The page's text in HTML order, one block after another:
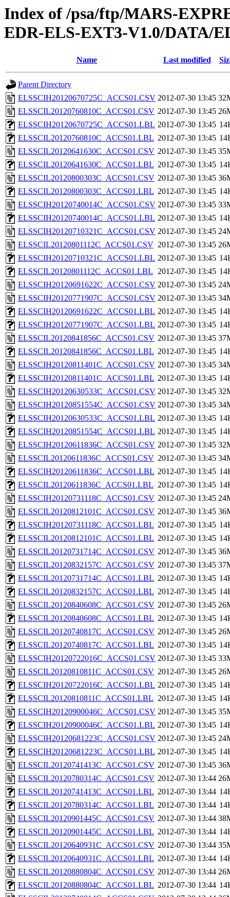
Index of /psa/ftp/MARS-
EDR-ELS-EXT3-V1.0/DATA/
Name Last modified
Parent Directory
ELSSCIH20120670725C_ACCS01.CSV 2012-07-30 13:45
ELSSCIL20120760810C_ACCS01.CSV 2012-07-30 13:45
ELSSCIH20120670725C_ACCS01.LBL 2012-07-30 13:45
ELSSCIL20120760810C_ACCS01.LBL 2012-07-30 13:45
ELSSCIL20120641630C_ACCS01.CSV 2012-07-30 13:45
ELSSCIL20120641630C_ACCS01.LBL 2012-07-30 13:45
ELSSCIL20120800303C_ACCS01.CSV 2012-07-30 13:45
ELSSCIL20120800303C_ACCS01.LBL 2012-07-30 13:45
ELSSCIH20120740014C_ACCS01.CSV 2012-07-30 13:45
ELSSCIH20120740014C_ACCS01.LBL 2012-07-30 13:45
ELSSCIH20120710321C_ACCS01.CSV 2012-07-30 13:45
ELSSCIL20120801112C_ACCS01.CSV 2012-07-30 13:45
ELSSCIH20120710321C_ACCS01.LBL 2012-07-30 13:45
ELSSCIL20120801112C_ACCS01.LBL 2012-07-30 13:45
ELSSCIH20120691622C_ACCS01.CSV 2012-07-30 13:45
ELSSCIH20120771907C_ACCS01.CSV 2012-07-30 13:45
ELSSCIH20120691622C_ACCS01.LBL 2012-07-30 13:45
ELSSCIH20120771907C_ACCS01.LBL 2012-07-30 13:45
ELSSCIL20120841856C_ACCS01.CSV 2012-07-30 13:45
ELSSCIL20120841856C_ACCS01.LBL 2012-07-30 13:45
ELSSCIH20120811401C_ACCS01.CSV 2012-07-30 13:45
ELSSCIH20120811401C_ACCS01.LBL 2012-07-30 13:45
ELSSCIH20120630533C_ACCS01.CSV 2012-07-30 13:45
ELSSCIH20120851554C_ACCS01.CSV 2012-07-30 13:45
ELSSCIH20120630533C_ACCS01.LBL 2012-07-30 13:45
ELSSCIH20120851554C_ACCS01.LBL 2012-07-30 13:45
ELSSCIH20120611836C_ACCS01.CSV 2012-07-30 13:45
ELSSCIL20120611836C_ACCS01.CSV 2012-07-30 13:45
ELSSCIH20120611836C_ACCS01.LBL 2012-07-30 13:45
ELSSCIL20120611836C_ACCS01.LBL 2012-07-30 13:45
ELSSCIH20120731118C_ACCS01.CSV 2012-07-30 13:45
ELSSCIL20120812101C_ACCS01.CSV 2012-07-30 13:45
ELSSCIH20120731118C_ACCS01.LBL 2012-07-30 13:45
ELSSCIL20120812101C_ACCS01.LBL 2012-07-30 13:45
ELSSCIL20120731714C_ACCS01.CSV 2012-07-30 13:45
ELSSCIL20120832157C_ACCS01.CSV 2012-07-30 13:45
ELSSCIL20120731714C_ACCS01.LBL 2012-07-30 13:45
ELSSCIL20120832157C_ACCS01.LBL 2012-07-30 13:45
ELSSCIL20120840608C_ACCS01.CSV 2012-07-30 13:45
ELSSCIL20120840608C_ACCS01.LBL 2012-07-30 13:45
ELSSCIL20120740817C_ACCS01.CSV 2012-07-30 13:45
ELSSCIL20120740817C_ACCS01.LBL 2012-07-30 13:45
ELSSCIH20120722016C_ACCS01.CSV 2012-07-30 13:45
ELSSCIL20120810811C_ACCS01.CSV 2012-07-30 13:45
ELSSCIH20120722016C_ACCS01.LBL 2012-07-30 13:45
ELSSCIL20120810811C_ACCS01.LBL 2012-07-30 13:45
ELSSCIH20120900046C_ACCS01.CSV 2012-07-30 13:45
ELSSCIH20120900046C_ACCS01.LBL 2012-07-30 13:45
ELSSCIH20120681223C_ACCS01.CSV 2012-07-30 13:45
ELSSCIH20120681223C_ACCS01.LBL 2012-07-30 13:45
ELSSCIL20120741413C_ACCS01.CSV 2012-07-30 13:45
ELSSCIL20120780314C_ACCS01.CSV 2012-07-30 13:44
ELSSCIL20120741413C_ACCS01.LBL 2012-07-30 13:44
ELSSCIL20120780314C_ACCS01.LBL 2012-07-30 13:44
ELSSCIL20120901445C_ACCS01.CSV 2012-07-30 13:44
ELSSCIL20120901445C_ACCS01.LBL 2012-07-30 13:44
ELSSCIL20120640931C_ACCS01.CSV 2012-07-30 13:44
ELSSCIL20120640931C_ACCS01.LBL 2012-07-30 13:44
ELSSCIL20120880804C_ACCS01.CSV 2012-07-30 13:44
ELSSCIL20120880804C_ACCS01.LBL 2012-07-30 13:44